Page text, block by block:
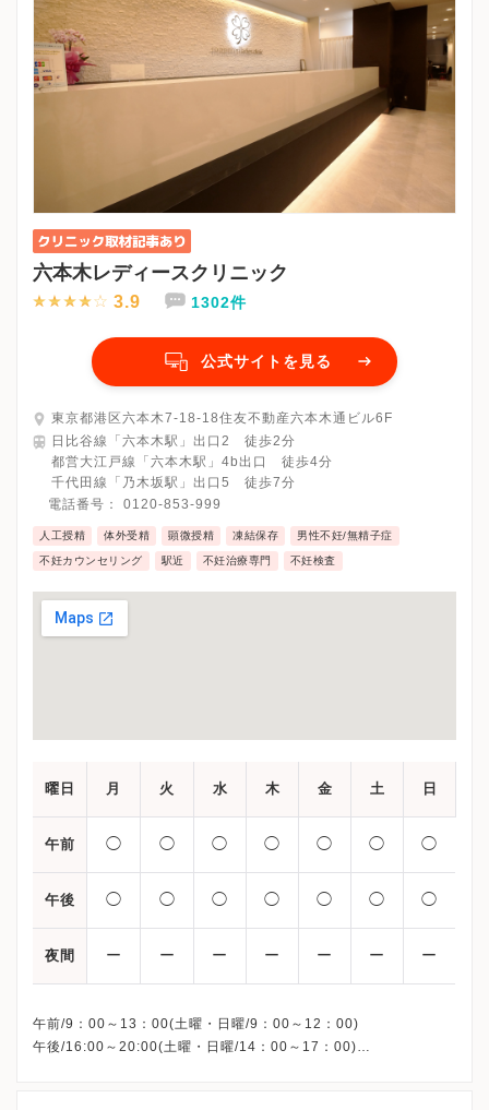
六本木レディースクリニック
3.9 1302件
公式サイトを見る
東京都港区六本木7-18-18住友不動産六本木通ビル6F
日比谷線「六本木駅」出口2 徒歩2分
都営大江戸線「六本木駅」4b出口 徒歩4分
千代田線「乃木坂駅」出口5 徒歩7分
電話番号： 0120-853-999
人工授精 体外受精 顕微授精 凍結保存 男性不妊/無精子症
不妊カウンセリング 駅近 不妊治療専門 不妊検査
曜日 月 火 水 木 金 土 日
午前 ◯ ◯ ◯ ◯ ◯ ◯ ◯
午後 ◯ ◯ ◯ ◯ ◯ ◯ ◯
夜間 ー ー ー ー ー ー ー
午前/9：00～13：00(土曜・日曜/9：00～12：00)
午後/16:00～20:00(土曜・日曜/14：00～17：00)